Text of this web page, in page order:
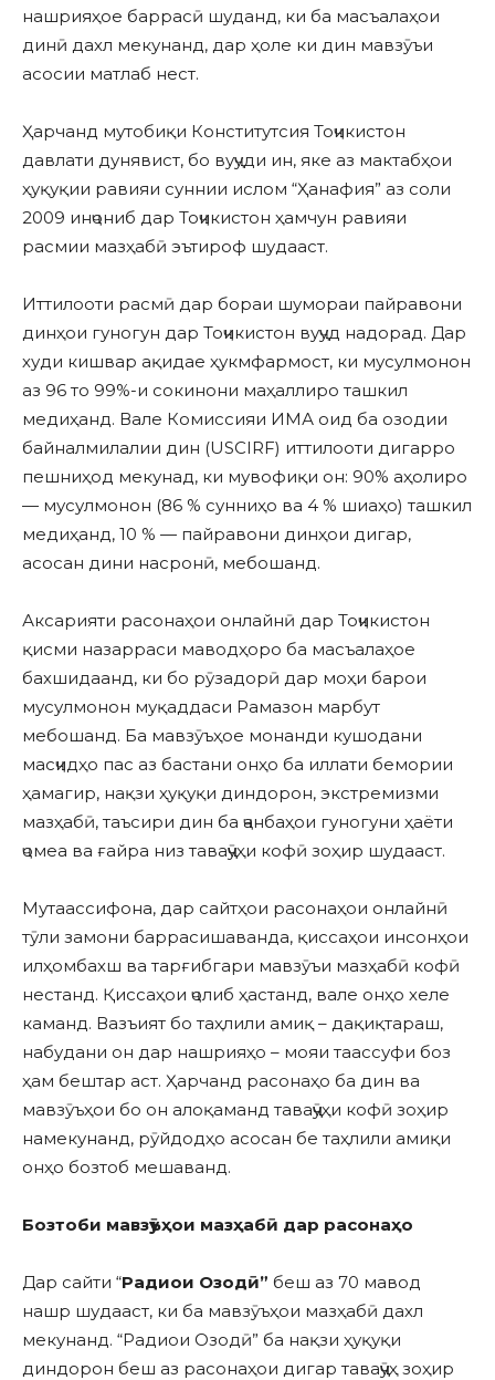
нашрияҳое баррасӣ шуданд, ки ба масъалаҳои
динӣ дахл мекунанд, дар ҳоле ки дин мавзӯъи
асосии матлаб нест.
Ҳарчанд мутобиқи Конститутсия Тоҷикистон
давлати дунявист, бо вуҷуди ин, яке аз мактабҳои
ҳуқуқии равияи суннии ислом “Ҳанафия” аз соли
2009 инҷониб дар Тоҷикистон ҳамчун равияи
расмии мазҳабӣ эътироф шудааст.
Иттилооти расмӣ дар бораи шумораи пайравони
динҳои гуногун дар Тоҷикистон вуҷуд надорад. Дар
худи кишвар ақидае ҳукмфармост, ки мусулмонон
аз 96 то 99%-и сокинони маҳаллиро ташкил
медиҳанд. Вале Комиссияи ИМА оид ба озодии
байналмилалии дин (USCIRF) иттилооти дигарро
пешниҳод мекунад, ки мувофиқи он: 90% аҳолиро
— мусулмонон (86 % сунниҳо ва 4 % шиаҳо) ташкил
медиҳанд, 10 % — пайравони динҳои дигар,
асосан дини насронӣ, мебошанд.
Аксарияти расонаҳои онлайнӣ дар Тоҷикистон
қисми назарраси маводҳоро ба масъалаҳое
бахшидаанд, ки бо рӯзадорӣ дар моҳи барои
мусулмонон муқаддаси Рамазон марбут
мебошанд. Ба мавзӯъҳое монанди кушодани
масҷидҳо пас аз бастани онҳо ба иллати бемории
ҳамагир, нақзи ҳуқуқи диндорон, экстремизми
мазҳабӣ, таъсири дин ба ҷанбаҳои гуногуни ҳаёти
ҷомеа ва ғайра низ таваҷҷӯҳи кофӣ зоҳир шудааст.
Мутаассифона, дар сайтҳои расонаҳои онлайнӣ
тӯли замони баррасишаванда, қиссаҳои инсонҳои
илҳомбахш ва тарғибгари мавзӯъи мазҳабӣ кофӣ
нестанд. Қиссаҳои ҷолиб ҳастанд, вале онҳо хеле
каманд. Вазъият бо таҳлили амиқ – дақиқтараш,
набудани он дар нашрияҳо – мояи таассуфи боз
ҳам бештар аст. Ҳарчанд расонаҳо ба дин ва
мавзӯъҳои бо он алоқаманд таваҷҷӯҳи кофӣ зоҳир
намекунанд, рӯйдодҳо асосан бе таҳлили амиқи
онҳо бозтоб мешаванд.
Бозтоби мавзӯъҳои мазҳабӣ дар расонаҳо
Дар сайти “Радиои Озодӣ” беш аз 70 мавод
нашр шудааст, ки ба мавзӯъҳои мазҳабӣ дахл
мекунанд. “Радиои Озодӣ” ба нақзи ҳуқуқи
диндорон беш аз расонаҳои дигар таваҷҷӯҳ зоҳир